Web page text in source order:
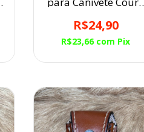
medalha Long Horn
Preta
R$24,90
R$23,66 com Pix